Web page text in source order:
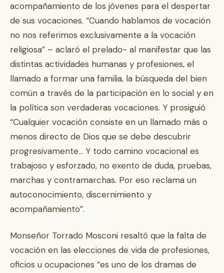
acompañamiento de los jóvenes para el despertar
de sus vocaciones. “Cuando hablamos de vocación
no nos referimos exclusivamente a la vocación
religiosa” – aclaró el prelado- al manifestar que las
distintas actividades humanas y profesiones, el
llamado a formar una familia, la búsqueda del bien
común a través de la participación en lo social y en
la política son verdaderas vocaciones. Y prosiguió
“Cualquier vocación consiste en un llamado más o
menos directo de Dios que se debe descubrir
progresivamente… Y todo camino vocacional es
trabajoso y esforzado, no exento de duda, pruebas,
marchas y contramarchas. Por eso reclama un
autoconocimiento, discernimiento y
acompañamiento”.
Monseñor Torrado Mosconi resaltó que la falta de
vocación en las elecciones de vida de profesiones,
oficios u ocupaciones “es uno de los dramas de